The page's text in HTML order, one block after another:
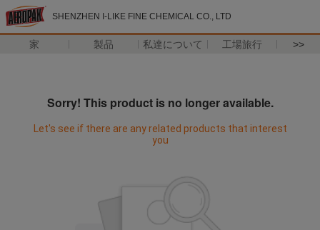
SHENZHEN I-LIKE FINE CHEMICAL CO., LTD
家 製品 私達について 工場旅行 >>
Sorry! This product is no longer available.
Let's see if there are any related products that interest
you